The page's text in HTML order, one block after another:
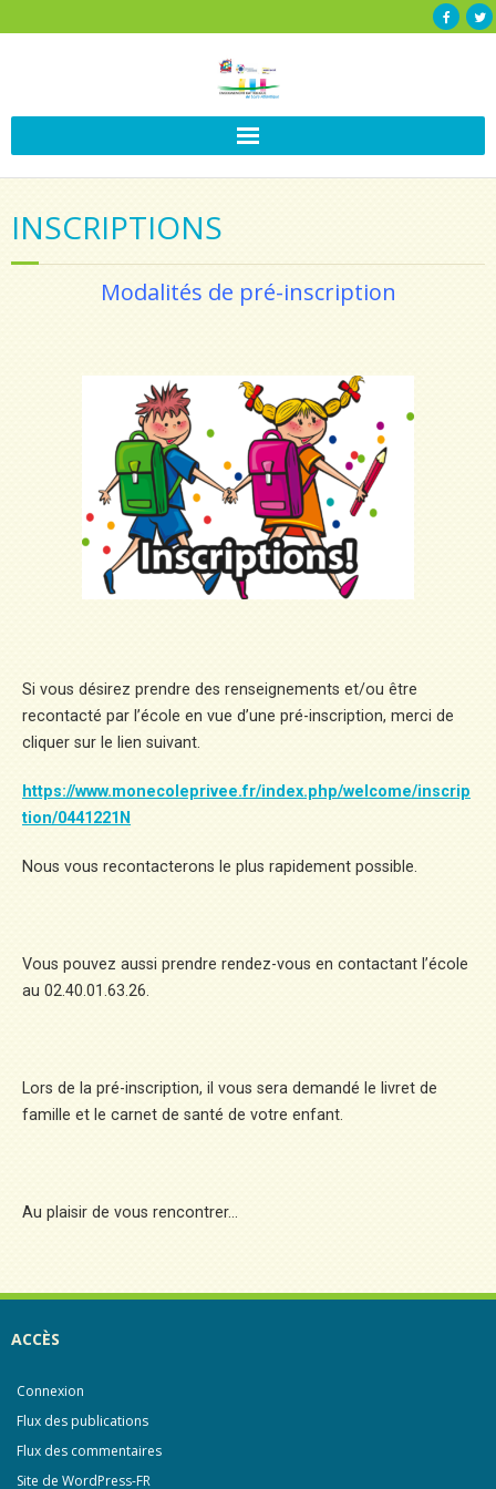
INSCRIPTIONS
Modalités de pré-inscription
Si vous désirez prendre des renseignements et/ou être
recontacté par l’école en vue d’une pré-inscription, merci de
cliquer sur le lien suivant.
https://www.monecoleprivee.fr/index.php/welcome/inscrip
tion/0441221N
Nous vous recontacterons le plus rapidement possible.
Vous pouvez aussi prendre rendez-vous en contactant l’école
au 02.40.01.63.26.
Lors de la pré-inscription, il vous sera demandé le livret de
famille et le carnet de santé de votre enfant.
Au plaisir de vous rencontrer…
ACCÈS
Connexion
Flux des publications
Flux des commentaires
Site de WordPress-FR